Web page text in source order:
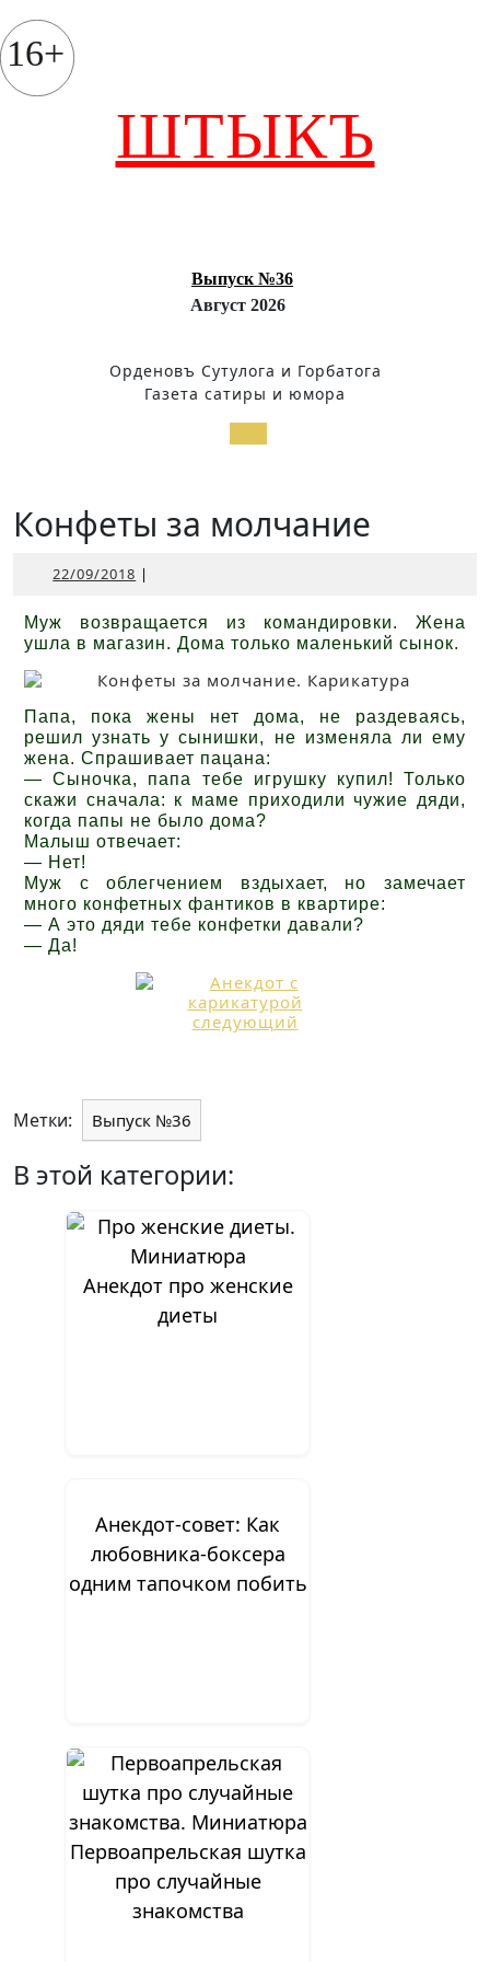
к
содержимому
16+
ШТЫКЪ
Выпуск №36
Август 2026
Орденовъ Сутулога и Горбатога
Газета сатиры и юмора
Открыть
Конфеты за молчание
22/09/2018 22/09/2018
|
Муж возвращается из командировки. Жена
ушла в магазин. Дома только маленький сынок.
Папа, пока жены нет дома, не раздеваясь,
решил узнать у сынишки, не изменяла ли ему
жена. Спрашивает пацана:
— Сыночка, папа тебе игрушку купил! Только
скажи сначала: к маме приходили чужие дяди,
когда папы не было дома?
Малыш отвечает:
— Нет!
Муж с облегчением вздыхает, но замечает
много конфетных фантиков в квартире:
— А это дяди тебе конфетки давали?
— Да!
Метки: Выпуск №36
В этой категории:
Анекдот про женские
диеты
Анекдот-совет: Как
любовника-боксера
одним тапочком побить
Первоапрельская шутка
про случайные
знакомства